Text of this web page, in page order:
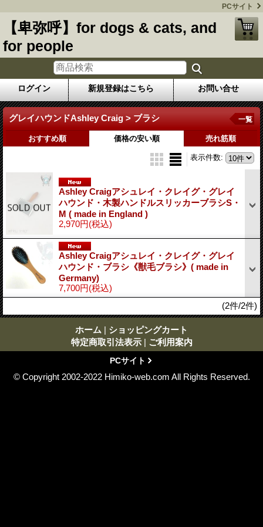
PCサイト
【卑弥呼】for dogs & cats, and
for people
ログイン 新規登録はこちら お問い合せ
グレイハウンドAshley Craig > ブラシ 一覧
おすすめ順 価格の安い順 売れ筋順
表示件数:
Ashley Craigアシュレイ・クレイグ・グレイ
ハウンド・木製ハンドルスリッカーブラシS・
M ( made in England )
2,970円(税込)
Ashley Craigアシュレイ・クレイグ・グレイ
ハウンド・ブラシ《獣毛ブラシ》( made in
Germany)
7,700円(税込)
(2件/2件)
ホーム | ショッピングカート
特定商取引法表示 | ご利用案内
PCサイト
© Copyright 2002-2022 Himiko-web.com All Rights Reserved.